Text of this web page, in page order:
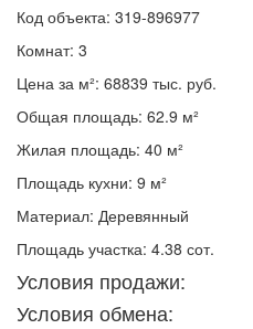
Код объекта: 319-896977
Комнат: 3
Цена за м²: 68839 тыс. руб.
Общая площадь: 62.9 м²
Жилая площадь: 40 м²
Площадь кухни: 9 м²
Материал: Деревянный
Площадь участка: 4.38 сот.
Условия продажи:
Условия обмена: